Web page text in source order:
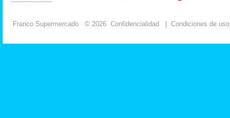
Franco Supermercado © 2026 Confidencialidad Condiciones de uso